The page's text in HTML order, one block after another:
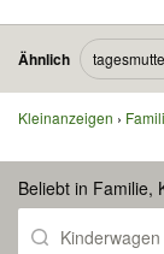
Ähnlich
Kleinanzeigen
Beliebt in Familie,
Kinderwagen